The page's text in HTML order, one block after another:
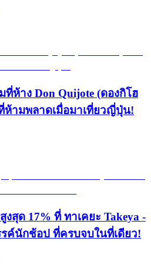
ห้าง Don Quijote (ดองกิโฮ
ห้ามพลาดเมื่อมาเที่ยวญี่ปุ่น!
สุด 17% ที่ ทาเคยะ Takeya -
รค์นักช้อป ที่ครบจบในที่เดียว!